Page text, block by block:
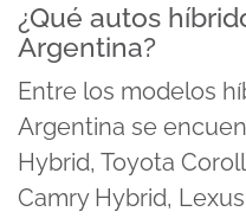
¿Qué autos
Argentina?
Entre los modelos
Argentina se
Hybrid, Toyota
Camry Hybrid,